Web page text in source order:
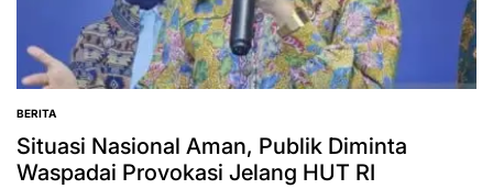
POSTED
IN
BERITA
Situasi Nasional Aman, Publik Diminta
Waspadai Provokasi Jelang HUT RI